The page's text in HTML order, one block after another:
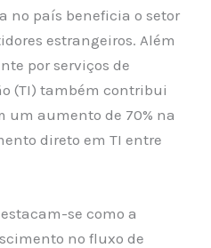
no país beneficia o setor
estrangeiros. Além
por serviços de
(TI) também contribui
um aumento de 70% na
direto em TI entre
se como a
no fluxo de